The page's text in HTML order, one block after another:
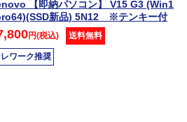
【即納パソコン】 V15 G3 (Win1
新品) 5N12 ※テンキー付
円(税込) 送料無料
ワーク推奨